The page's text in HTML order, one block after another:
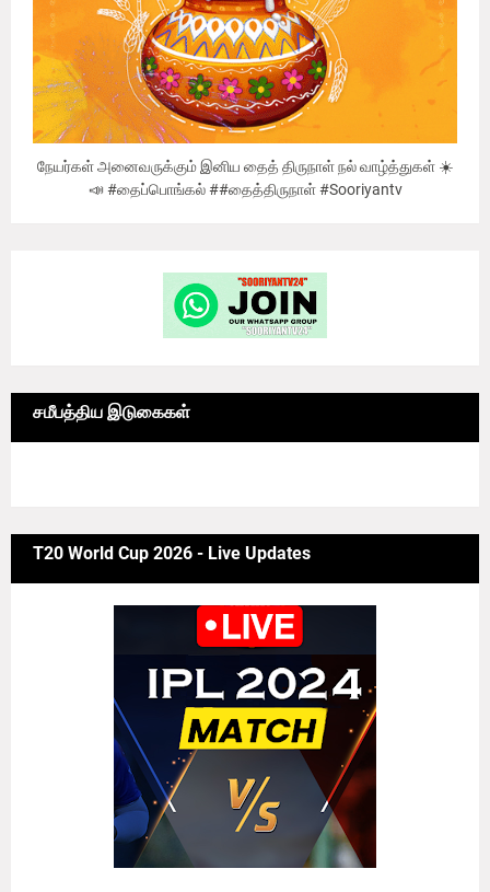
நேயர்கள் அனைவருக்கும் இனிய தைத் திருநாள் நல் வாழ்த்துகள் ☀️
📣 #தைப்பொங்கல் ##தைத்திருநாள் #Sooriyantv
சமீபத்திய இடுகைகள்
T20 World Cup 2026 - Live Updates